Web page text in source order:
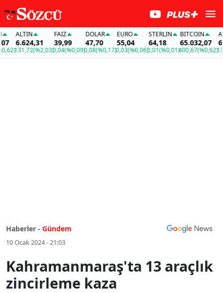
ALTIN
6.624,31
131,72(%2,03)
FAİZ
39,99
0,04(%0,09)
DOLAR
47,70
0,08(%0,17)
EURO
55,04
0,03(%0,06)
STERLIN
64,18
0,01(%0,01)
BITCOIN
65.032,07
400,67(%0,62)
Haberler - Gündem
10 Ocak 2024 - 21:03
Kahramanmaraş'ta 13 araçlık
zincirleme kaza